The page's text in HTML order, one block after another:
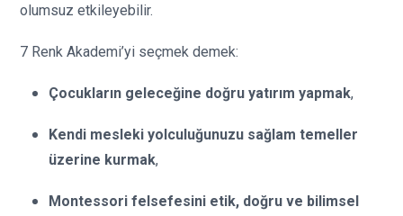
olumsuz etkileyebilir.
7 Renk Akademi’yi seçmek demek:
Çocukların geleceğine doğru yatırım yapmak,
Kendi mesleki yolculuğunuzu sağlam temeller
üzerine kurmak,
Montessori felsefesini etik, doğru ve bilimsel